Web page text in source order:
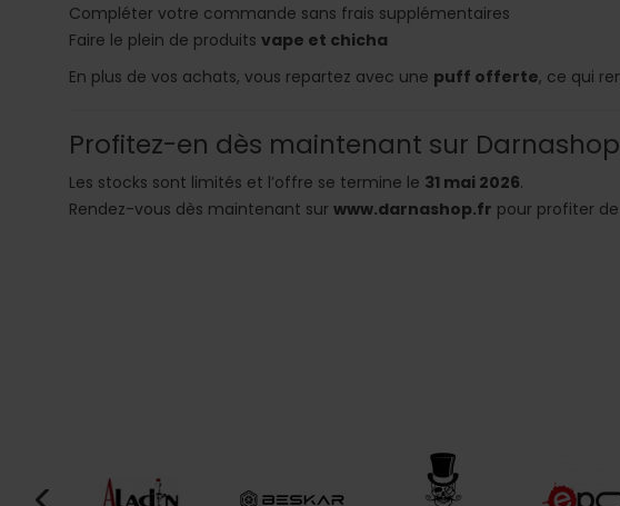
Compléter votre commande sans frais supplémentaires
Faire le plein de produits vape et chicha
En plus de vos achats, vous repartez avec une puff offerte, ce qui
Profitez-en dès maintenant sur Darnashop
Les stocks sont limités et l’offre se termine le 31 mai 2026.
Rendez-vous dès maintenant sur www.darnashop.fr pour profiter